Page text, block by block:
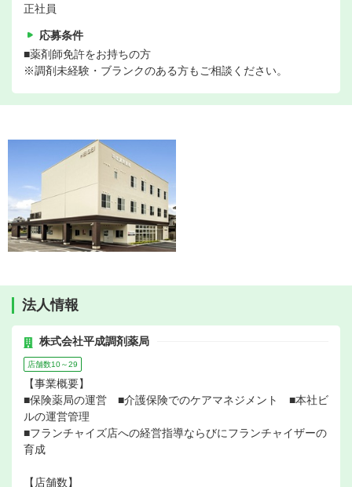
正社員
応募条件
■薬剤師免許をお持ちの方
※調剤未経験・ブランクのある方もご相談ください。
法人情報
株式会社平成調剤薬局
店舗数10～29
【事業概要】
■保険薬局の運営 ■介護保険でのケアマネジメント ■本社ビ
ルの運営管理
■フランチャイズ店への経営指導ならびにフランチャイザーの
育成
【店舗数】